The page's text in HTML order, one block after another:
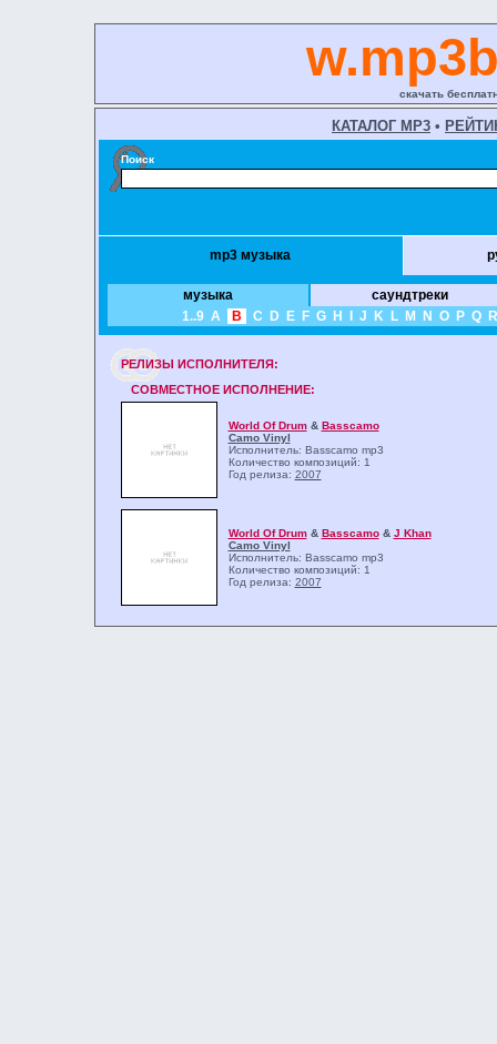
скачать
КАТАЛОГ MP3 •
Поиск
mp3 музыка
музыка
саундтреки
1..9 A B C D E F G H J K L M N O P Q R
РЕЛИЗЫ ИCПОЛНИТЕЛЯ:
СОВМЕСТНОЕ ИСПОЛНЕНИЕ:
World Of Drum& Basscamo
Camo Vinyl
Исполнитель: Basscamo mp3
Количество композиций: 1
Год релиза: 2007
World Of Drum& Basscamo& J Khan
Camo Vinyl
Исполнитель: Basscamo mp3
Количество композиций: 1
Год релиза: 2007